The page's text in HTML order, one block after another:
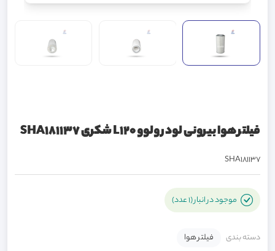
فیلتر هوا بیرونی لودر ولوو L120 شکری SHA181137
SHA181137
موجود در انبار (1 عدد)
دسته بندی فیلتر هوا